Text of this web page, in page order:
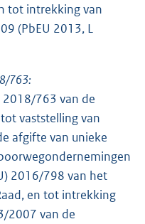
tot intrekking van
(PbEU 2013, L
763:
2018/763 van de
vaststelling van
afgifte van unieke
2016/798 van het
en tot intrekking
2007 van de